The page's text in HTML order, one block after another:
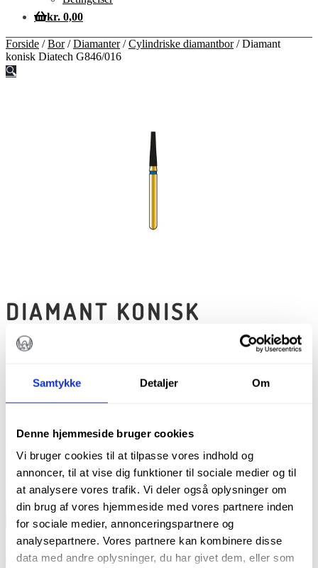
Samtykke Detaljer Om
Denne hjemmeside bruger cookies
Vi bruger cookies til at tilpasse vores indhold og
annoncer, til at vise dig funktioner til sociale medier og til
at analysere vores trafik. Vi deler også oplysninger om
din brug af vores hjemmeside med vores partnere inden
for sociale medier, annonceringspartnere og
analysepartnere. Vores partnere kan kombinere disse
data med andre oplysninger, du har givet dem, eller som
kr. 0,00
Forside /Bor/Diamanter/Cylindriske diamantbor/Diamant
konisk Diatech G846/016
🔍
DIAMANT KONISK
DIATECH G846/016
115,00
Diatech diamantbor
Pakke m. 5 stk.
På lager
Diamant
Diatech
G846/016
antal
TILFØJ TIL KURV
Varenummer (SKU): 60032114 Kategorier: , Alle produkter
Cylindriske diamantbor,Diamanter,Koniske diamantbor